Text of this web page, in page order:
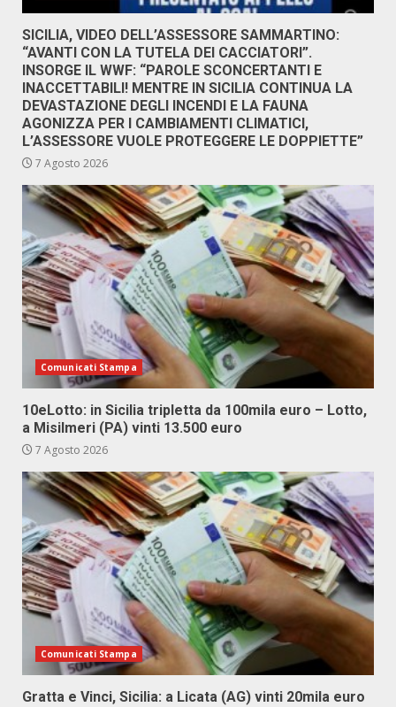
SICILIA, VIDEO DELL’ASSESSORE SAMMARTINO:
“AVANTI CON LA TUTELA DEI CACCIATORI”.
INSORGE IL WWF: “PAROLE SCONCERTANTI E
INACCETTABILI! MENTRE IN SICILIA CONTINUA LA
DEVASTAZIONE DEGLI INCENDI E LA FAUNA
AGONIZZA PER I CAMBIAMENTI CLIMATICI,
L’ASSESSORE VUOLE PROTEGGERE LE DOPPIETTE”
7 Agosto 2026
Comunicati Stampa
10eLotto: in Sicilia tripletta da 100mila euro – Lotto,
a Misilmeri (PA) vinti 13.500 euro
7 Agosto 2026
Comunicati Stampa
Gratta e Vinci, Sicilia: a Licata (AG) vinti 20mila euro